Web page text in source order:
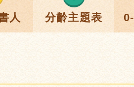
人 分齡主題表